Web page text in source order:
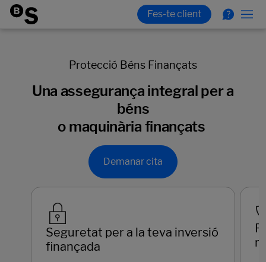
Protecció Béns Finançats
Una assegurança integral per a
béns
o maquinària finançats
Demanar cita
Seguretat per a la teva inversió
finançada